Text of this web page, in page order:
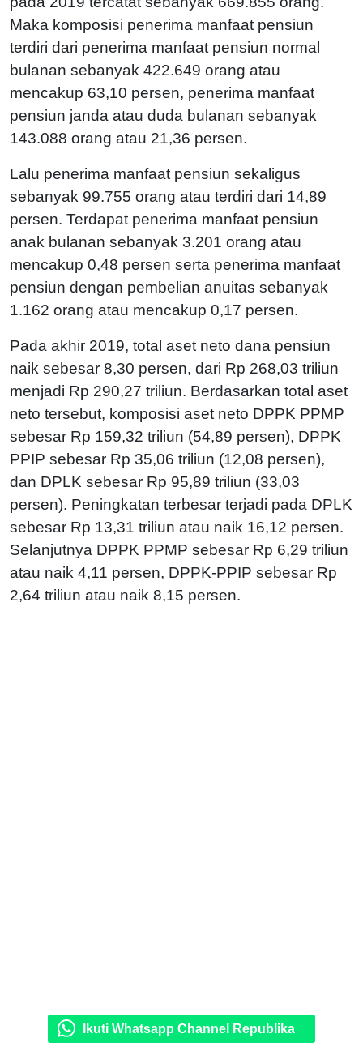
Maka komposisi penerima manfaat pensiun
terdiri dari penerima manfaat pensiun normal
bulanan sebanyak 422.649 orang atau
mencakup 63,10 persen, penerima manfaat
pensiun janda atau duda bulanan sebanyak
143.088 orang atau 21,36 persen.
Lalu penerima manfaat pensiun sekaligus
sebanyak 99.755 orang atau terdiri dari 14,89
persen. Terdapat penerima manfaat pensiun
anak bulanan sebanyak 3.201 orang atau
mencakup 0,48 persen serta penerima manfaat
pensiun dengan pembelian anuitas sebanyak
1.162 orang atau mencakup 0,17 persen.
Pada akhir 2019, total aset neto dana pensiun
naik sebesar 8,30 persen, dari Rp 268,03 triliun
menjadi Rp 290,27 triliun. Berdasarkan total aset
neto tersebut, komposisi aset neto DPPK PPMP
sebesar Rp 159,32 triliun (54,89 persen), DPPK
PPIP sebesar Rp 35,06 triliun (12,08 persen),
dan DPLK sebesar Rp 95,89 triliun (33,03
persen). Peningkatan terbesar terjadi pada DPLK
sebesar Rp 13,31 triliun atau naik 16,12 persen.
Selanjutnya DPPK PPMP sebesar Rp 6,29 triliun
atau naik 4,11 persen, DPPK-PPIP sebesar Rp
2,64 triliun atau naik 8,15 persen.
Ikuti Whatsapp Channel Republika